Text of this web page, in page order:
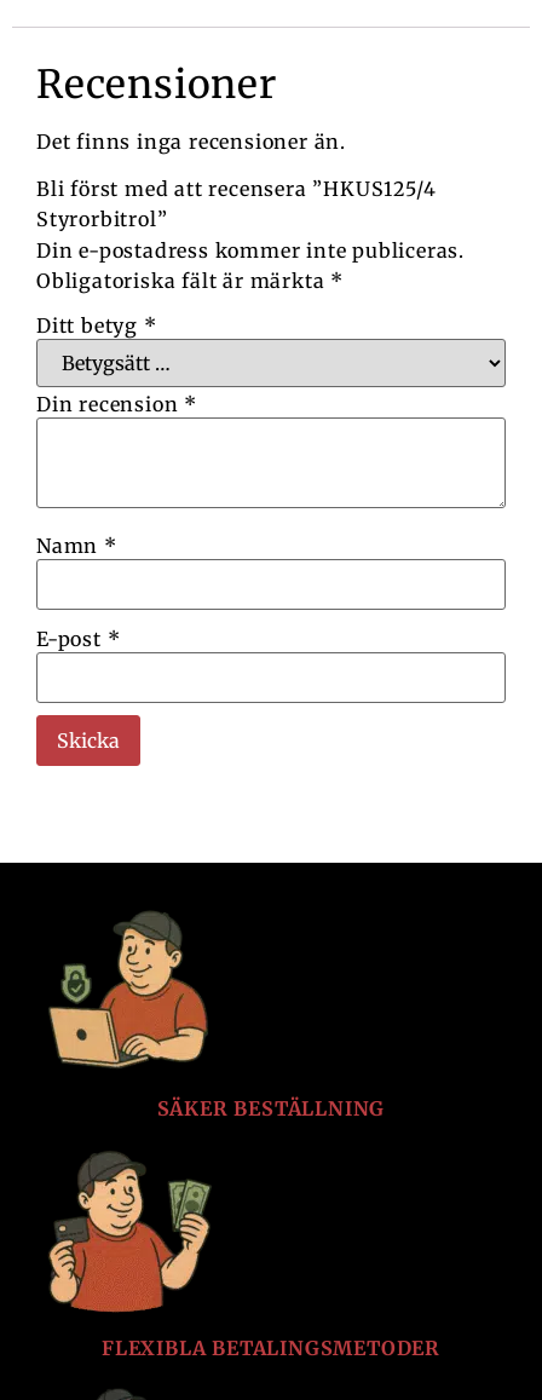
Recensioner
Det finns inga recensioner än.
Bli först med att recensera ”HKUS125/4
Styrorbitrol”
Din e-postadress kommer inte publiceras.
Obligatoriska fält är märkta *
Ditt betyg *
Din recension *
Namn *
E-post *
SÄKER BESTÄLLNING
FLEXIBLA BETALINGSMETODER